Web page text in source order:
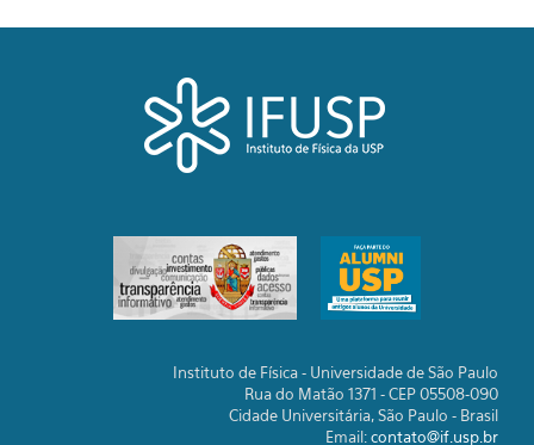
Instituto de Física - Universidade de São Paulo
Rua do Matão 1371 - CEP 05508-090
Cidade Universitária, São Paulo - Brasil
Email:contato@if.usp.br